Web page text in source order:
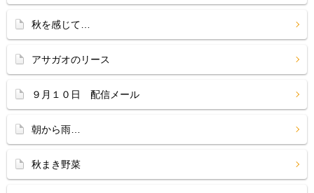
秋を感じて…
アサガオのリース
９月１０日 配信メール
朝から雨…
秋まき野菜